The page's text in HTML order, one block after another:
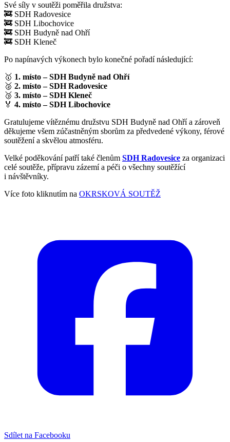
Své síly v soutěži poměřila družstva:
🚒 SDH Radovesice
🚒 SDH Libochovice
🚒 SDH Budyně nad Ohří
🚒 SDH Kleneč
Po napínavých výkonech bylo konečné pořadí následující:
🥇 1. místo – SDH Budyně nad Ohří
🥈 2. místo – SDH Radovesice
🥉 3. místo – SDH Kleneč
🏅 4. místo – SDH Libochovice
Gratulujeme vítěznému družstvu SDH Budyně nad Ohří a zároveň
děkujeme všem zúčastněným sborům za předvedené výkony, férové
soutěžení a skvělou atmosféru.
Velké poděkování patří také členům SDH Radovesice za organizaci
celé soutěže, přípravu zázemí a péči o všechny soutěžící
i návštěvníky.
Více foto kliknutím na OKRSKOVÁ SOUTĚŽ
Sdílet na Facebooku